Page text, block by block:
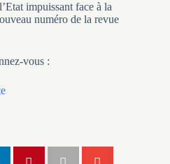
impuissant face à la
numéro de la revue
vous :